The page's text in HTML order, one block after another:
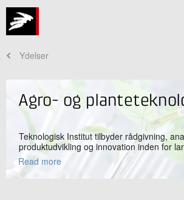
Ydelser
Agro- og
Teknologisk Institut tilbyder rådgivning,
produktudvikling og innovation inden for
og bioressourcer. Vi har state-of-the-art
avanceret feltudstyr til at servicere vores
værdikæden fra jord til bord.
Read more